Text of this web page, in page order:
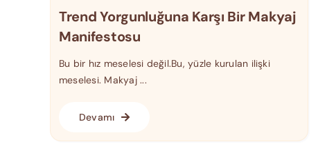
Trend Yorgunluğuna Karşı Bir Makyaj
Manifestosu
Bu bir hız meselesi değil.Bu, yüzle kurulan ilişki
meselesi. Makyaj ...
Devamı